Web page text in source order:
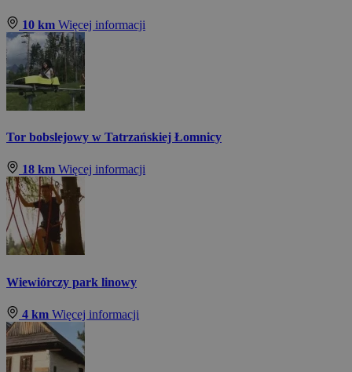
10 km Więcej informacji
Tor bobslejowy w Tatrzańskiej Łomnicy
18 km Więcej informacji
Wiewiórczy park linowy
4 km Więcej informacji